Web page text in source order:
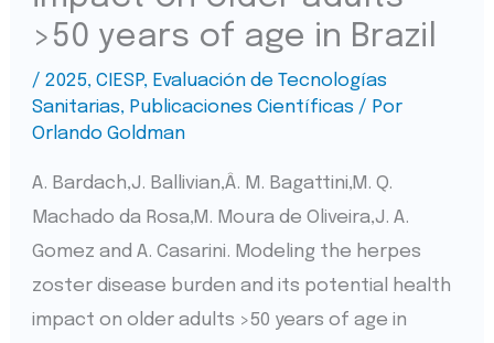
>50 years of age in Brazil
/2025,CIESP, Evaluación de Tecnologías
Sanitarias, Publicaciones Científicas / Por
Orlando Goldman
A. Bardach,J. Ballivian,Â. M. Bagattini,M. Q.
Machado da Rosa,M. Moura de Oliveira,J. A.
Gomez and A. Casarini. Modeling the herpes
zoster disease burden and its potential health
impact on older adults >50 years of age in